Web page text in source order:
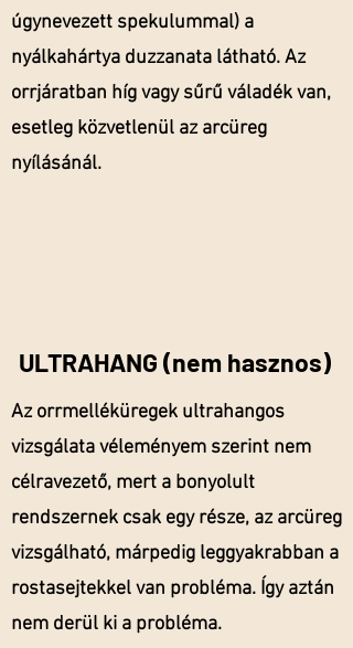
úgynevezett spekulummal) a
nyálkahártya duzzanata látható. Az
orrjáratban híg vagy sűrű váladék van,
esetleg közvetlenül az arcüreg
nyílásánál.
ULTRAHANG (nem hasznos)
Az orrmelléküregek ultrahangos
vizsgálata véleményem szerint nem
célravezető, mert a bonyolult
rendszernek csak egy része, az arcüreg
vizsgálható, márpedig leggyakrabban a
rostasejtekkel van probléma. Így aztán
nem derül ki a probléma.